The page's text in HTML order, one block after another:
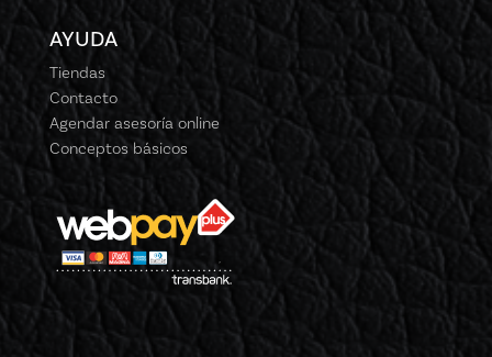
AYUDA
Tiendas
Contacto
Agendar asesoría online
Conceptos básicos